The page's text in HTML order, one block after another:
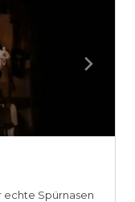
echte Spürnasen